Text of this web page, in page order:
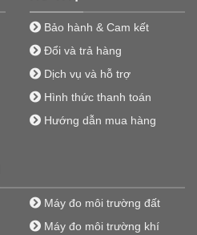
Bảo hành & Cam kết
Đổi và trả hàng
Dịch vụ và hỗ trợ
Hình thức thanh toán
Hướng dẫn mua hàng
Máy đo môi trường đất
Máy đo môi trường khí